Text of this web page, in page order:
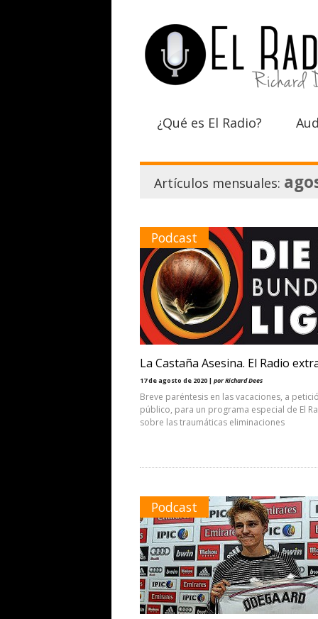
¿Qué es El Radio?
Artículos mensuales:
Podcast
La Castaña Asesina. El Radio
17 de agosto de 2020 | por Richard Dees
Breve paréntesis en las vacaciones, a
público, para un programa especial de El
sobre las traumáticas eliminaciones
Podcast